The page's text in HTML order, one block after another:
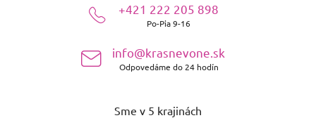
+421 222 205 898
Po-Pia 9-16
info@krasnevone.sk
Odpovedáme do 24 hodín
Sme v 5 krajinách